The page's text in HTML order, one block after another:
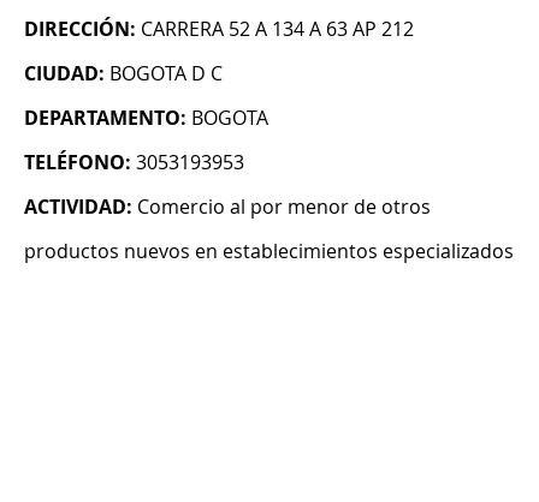
DIRECCIÓN: CARRERA 52 A 134 A 63 AP 212
CIUDAD: BOGOTA D C
DEPARTAMENTO: BOGOTA
TELÉFONO: 3053193953
ACTIVIDAD: Comercio al por menor de otros
productos nuevos en establecimientos especializados